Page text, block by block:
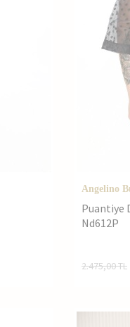
Angelino
Puantiye
Nd612P
2.475,00TL